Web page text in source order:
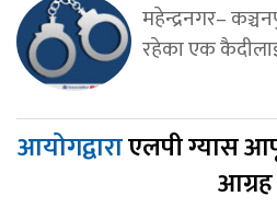
महेन्द्रनगर–
रहेका एक
आयोगद्वाराएलपी ग्यास
आग्रह